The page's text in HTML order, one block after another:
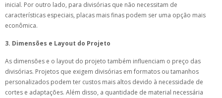
inicial. Por outro lado, para divisórias que não necessitam de
características especiais, placas mais finas podem ser uma opção mais
econômica.
3. Dimensões e Layout do Projeto
As dimensões e o layout do projeto também influenciam o preço das
divisórias. Projetos que exigem divisórias em formatos ou tamanhos
personalizados podem ter custos mais altos devido à necessidade de
cortes e adaptações. Além disso, a quantidade de material necessária